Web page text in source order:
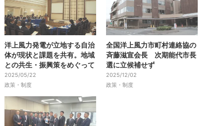
洋上風力発電が立地する自治
体が現状と課題を共有。地域
との共生・振興策をめぐって
2025/05/22
政策・制度
全国洋上風力市町村連絡協の
斉藤滋宣会長 次期能代市長
選に立候補せず
2025/12/02
政策・制度